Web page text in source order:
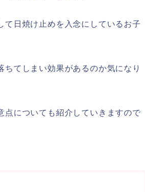
日焼け止めを入念にしているお子
てしまい効果があるのか気になり
点についても紹介していきますので